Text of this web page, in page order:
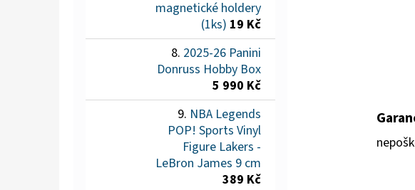
magnetické holdery
(1ks) 19 Kč
2025-26 Panini
Donruss Hobby Box
5 990 Kč
NBA Legends
POP! Sports Vinyl
Figure Lakers -
LeBron James 9 cm
389 Kč